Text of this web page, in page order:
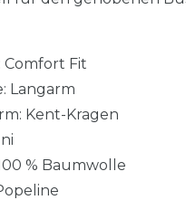
Comfort Fit
Langarm
Kent-Kragen
% Baumwolle